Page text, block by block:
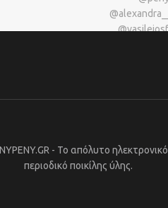
- Το απόλυτο ηλεκτρονικό
περιοδικό ποικίλης ύλης.